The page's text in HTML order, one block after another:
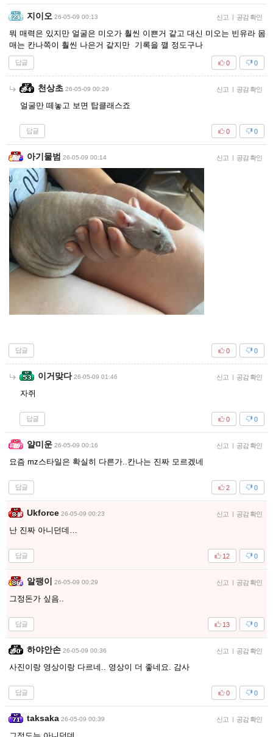
지이오 26-05-09 00:13 신고 | 공감 확인
뭐 매력은 있지만 얼굴은 미오가 훨씬 이쁜거 같고 대신 미오는 빈유라 몸
매는 칸나쪽이 훨씬 나은거 같지만 기록을 깰 정도구나
답글 0
0
천상초 26-05-09 00:29 신고 | 공감 확인
얼굴만 떼놓고 보면 탑클래스죠
답글 0
0
아기물범 26-05-09 00:14 신고 | 공감 확인
답글 0
0
이거맞다 26-05-09 01:46 신고 | 공감 확인
자쥐
답글 0
0
얄미운 26-05-09 00:16 신고 | 공감 확인
요즘 mz스타일은 확실히 다른가..칸나는 진짜 모르겠네
답글 0
2
Ukforce 26-05-09 00:23 신고 | 공감 확인
난 진짜 아니던데…
답글 0
12
알팽이 26-05-09 00:29 신고 | 공감 확인
그정돈가 싶음..
답글 0
13
하야안손 26-05-09 00:36 신고 | 공감 확인
사진이랑 영상이랑 다르네.. 영상이 더 좋네요. 감사
답글 0
0
taksaka 26-05-09 00:39 신고 | 공감 확인